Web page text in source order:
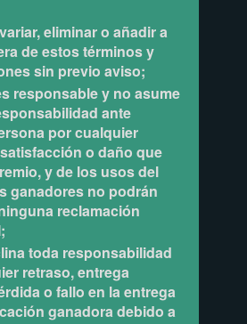
eliminar o añadir a
de estos términos y
sin previo aviso;
responsable y no asume
ante
por cualquier
o daño que
y de los usos del
ganadores no podrán
reclamación
toda responsabilidad
retraso, entrega
o fallo en la entrega
ganadora debido a